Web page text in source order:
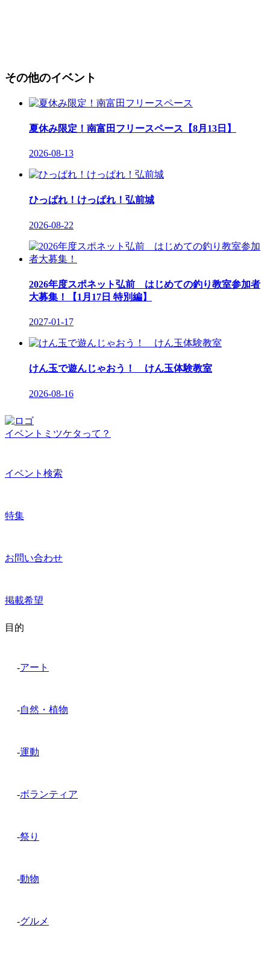
その他のイベント
夏休み限定！南富田フリースペース【8月13日】
2026-08-13
ひっぱれ！けっぱれ！弘前城
2026-08-22
2026年度スポネット弘前 はじめての釣り教室参加者
大募集！【1月17日 特別編】
2027-01-17
けん玉で遊んじゃおう！ けん玉体験教室
2026-08-16
イベントミツケタって？
イベント検索
特集
お問い合わせ
掲載希望
目的
-アート
-自然・植物
-運動
-ボランティア
-祭り
-動物
-グルメ